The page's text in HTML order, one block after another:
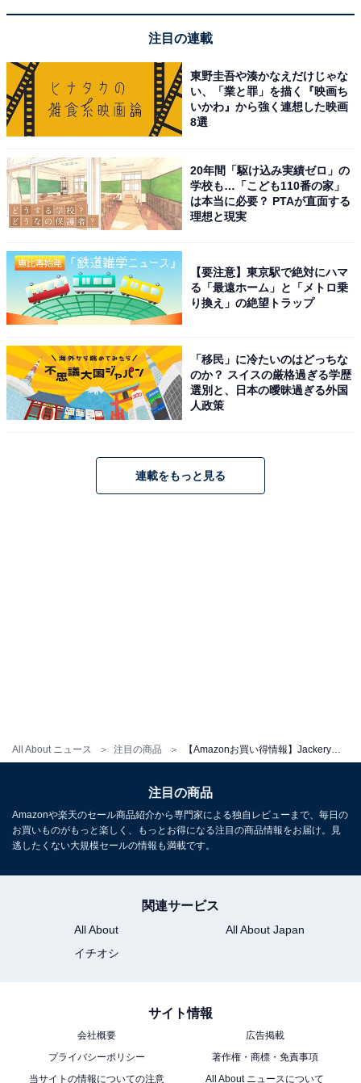
All About ニュース 注目の商品
Jackery (ジャクリ) ポータブル電源 1500 New 1536Wh
1.5時間でフル充電 リン酸鉄 10年長寿命 家庭用
Amazonで見る
Jackery「2000 New 2042Wh」
Jackery (ジャクリ) ポータブル電源 2000 New 2042Wh
大容量 2000Whクラス最軽量
Amazonで見る
Jackery「600W DC-DC Charger」
能 リン酸鉄 小型 1.8時間でフル充電 USB出力 家庭用 ア
Jackery「500 New 512Wh」
注目の連載
東野圭吾や湊かなえだけじゃな
い、「業と罪」を描く『映画ち
いかわ』から強く連想した映画
8選
20年間「駆け込み実績ゼロ」の
学校も…「こども110番の家」
は本当に必要？ PTAが直面する
理想と現実
【要注意】東京駅で絶対にハマ
る「最遠ホーム」と「メトロ乗
り換え」の絶望トラップ
「移民」に冷たいのはどっちな
のか？ スイスの厳格過ぎる学歴
選別と、日本の曖昧過ぎる外国
人政策
連載をもっと見る
注目の商品
Amazonや楽天のセール商品紹介から専門家による独自レビューまで、毎日の
お買いものがもっと楽しく、もっとお得になる注目の商品情報をお届け。見
逃したくない大規模セールの情報も満載です。
関連サービス
All About
All About Japan
イチオシ
サイト情報
会社概要
広告掲載
プライバシーポリシー
著作権・商標・免責事項
当サイトの情報についての注意
All About ニュースについて